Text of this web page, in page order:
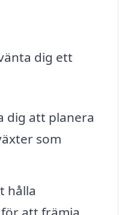
dig ett
dig att planera
som
hålla